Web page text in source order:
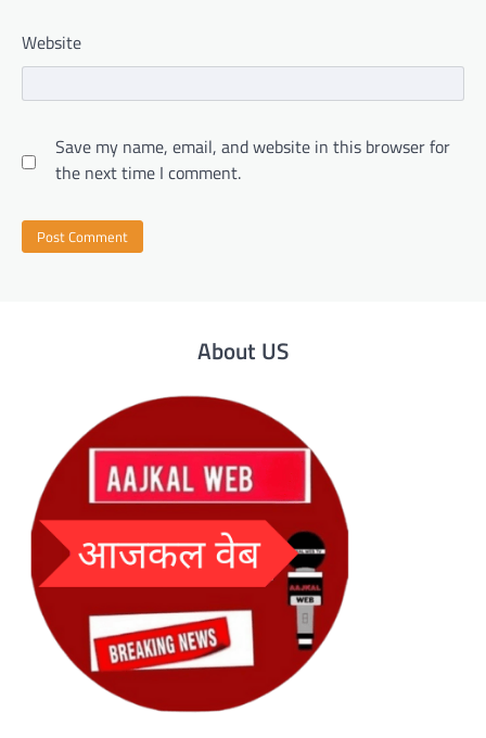
Website
Save my name, email, and website in this browser for
the next time I comment.
About US